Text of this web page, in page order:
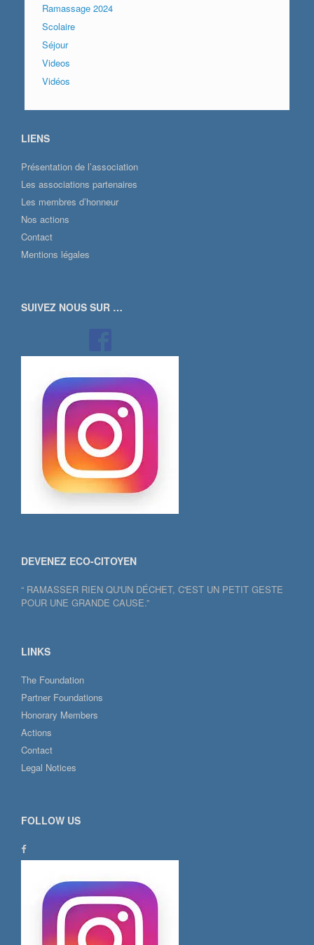
Ramassage 2024
Scolaire
Séjour
Videos
Vidéos
LIENS
Présentation de l’association
Les associations partenaires
Les membres d’honneur
Nos actions
Contact
Mentions légales
SUIVEZ NOUS SUR …
DEVENEZ ECO-CITOYEN
“ RAMASSER RIEN QU'UN DÉCHET, C'EST UN PETIT GESTE
POUR UNE GRANDE CAUSE.”
LINKS
The Foundation
Partner Foundations
Honorary Members
Actions
Contact
Legal Notices
FOLLOW US